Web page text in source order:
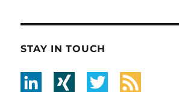
STAY IN TOUCH